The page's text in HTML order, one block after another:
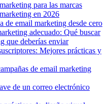
para las marcas
en 2026
de email marketing desde cero
adecuado: Qué buscar
que deberías enviar
Mejores prácticas y
de email marketing
de un correo electrónico